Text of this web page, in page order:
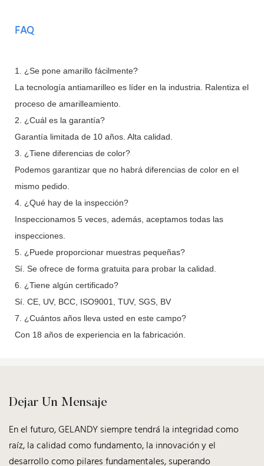
FAQ
1. ¿Se pone amarillo fácilmente?
La tecnología antiamarilleo es líder en la industria. Ralentiza el
proceso de amarilleamiento.
2. ¿Cuál es la garantía?
Garantía limitada de 10 años. Alta calidad.
3. ¿Tiene diferencias de color?
Podemos garantizar que no habrá diferencias de color en el
mismo pedido.
4. ¿Qué hay de la inspección?
Inspeccionamos 5 veces, además, aceptamos todas las
inspecciones.
5. ¿Puede proporcionar muestras pequeñas?
Sí. Se ofrece de forma gratuita para probar la calidad.
6. ¿Tiene algún certificado?
Sí. CE, UV, BCC, ISO9001, TUV, SGS, BV
7. ¿Cuántos años lleva usted en este campo?
Con 18 años de experiencia en la fabricación.
Dejar Un Mensaje
En el futuro, GELANDY siempre tendrá la integridad como
raíz, la calidad como fundamento, la innovación y el
desarrollo como pilares fundamentales, superando